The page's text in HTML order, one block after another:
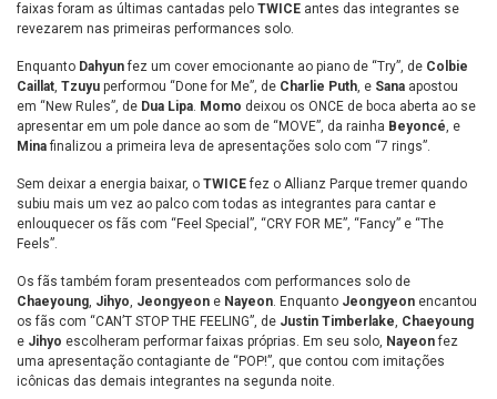
faixas foram as últimas cantadas pelo TWICE antes das integrantes se
revezarem nas primeiras performances solo.
Enquanto Dahyunfez um cover emocionante ao piano de “Try”, de Colbie
Caillat, Tzuyu performou “Done for Me”, de Charlie Puth, e Sana apostou
em “New Rules”, de Dua Lipa. Momo deixou os ONCE de boca aberta ao se
apresentar em um pole dance ao som de “MOVE”, da rainha Beyoncé, e
Minafinalizou a primeira leva de apresentações solo com “7 rings”.
Sem deixar a energia baixar, o TWICEfez o Allianz Parque tremer quando
subiu mais um vez ao palco com todas as integrantes para cantar e
enlouquecer os fãs com “Feel Special”, “CRY FOR ME”, “Fancy” e “The
Feels”.
Os fãs também foram presenteados com performances solo de
Chaeyoung, Jihyo, Jeongyeon e Nayeon. Enquanto Jeongyeon encantou
os fãs com “CAN’T STOP THE FEELING”, de Justin Timberlake, Chaeyoung
e Jihyo escolheram performar faixas próprias. Em seu solo, Nayeonfez
uma apresentação contagiante de “POP!”, que contou com imitações
icônicas das demais integrantes na segunda noite.